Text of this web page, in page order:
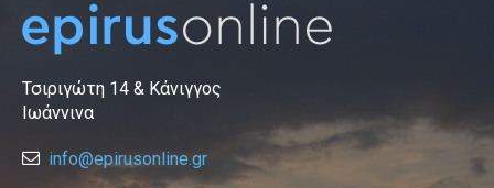
Τσιριγώτη 14 & Κάνιγγος
Ιωάννινα
info@epirusonline.gr